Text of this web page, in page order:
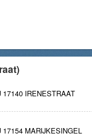
IRENESTRAAT
MARIJKESINGEL